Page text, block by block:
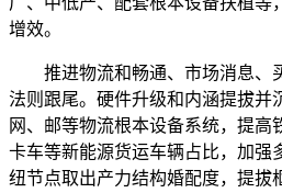
增效。
推进物流和畅通、市场消息、
法则跟尾。硬件升级和内涵提拔并
网、邮等物流根本设备系统，提高
卡车等新能源货运车辆占比，加强
纽节点取出产力结构婚配度，提拔